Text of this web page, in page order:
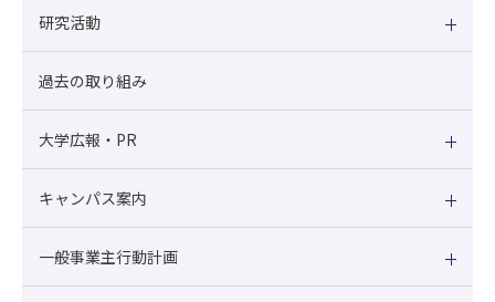
研究活動
過去の取り組み
大学広報・PR
キャンパス案内
一般事業主行動計画